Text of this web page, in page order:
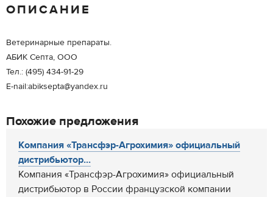
ОПИСАНИЕ
Ветеринарные препараты.
АБИК Септа, ООО
Тел.: (495) 434-91-29
E-nail:abiksepta@yandex.ru
Похожие предложения
Компания «Трансфэр-Агрохимия» официальный
дистрибьютор...
Компания «Трансфэр-Агрохимия» официальный
дистрибьютор в России французской компании